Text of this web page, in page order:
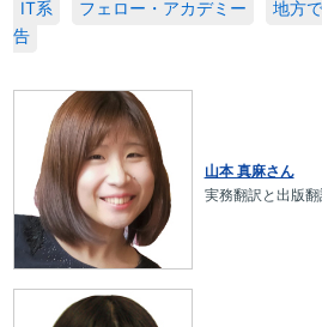
IT系 フェロー・アカデミー 地方
告
山本 真麻さん
実務翻訳と出版